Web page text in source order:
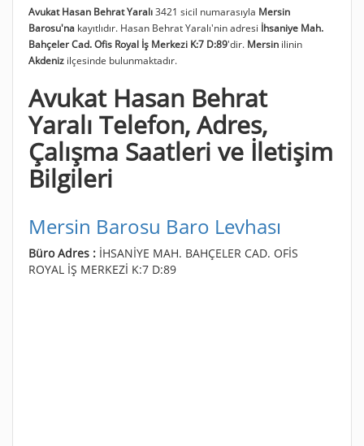
Avukat Hasan Behrat Yaralı3421 sicil numarasıyla Mersin
Barosu'na kayıtlıdır. Hasan Behrat Yaralı'nin adresi İhsaniye Mah.
Bahçeler Cad. Ofis Royal İş Merkezi K:7 D:89'dir. Mersin ilinin
Akdeniz ilçesinde bulunmaktadır.
Avukat Hasan Behrat
Yaralı Telefon, Adres,
Çalışma Saatleri ve İletişim
Bilgileri
Mersin Barosu Baro Levhası
Büro Adres : İHSANİYE MAH. BAHÇELER CAD. OFİS
ROYAL İŞ MERKEZİ K:7 D:89